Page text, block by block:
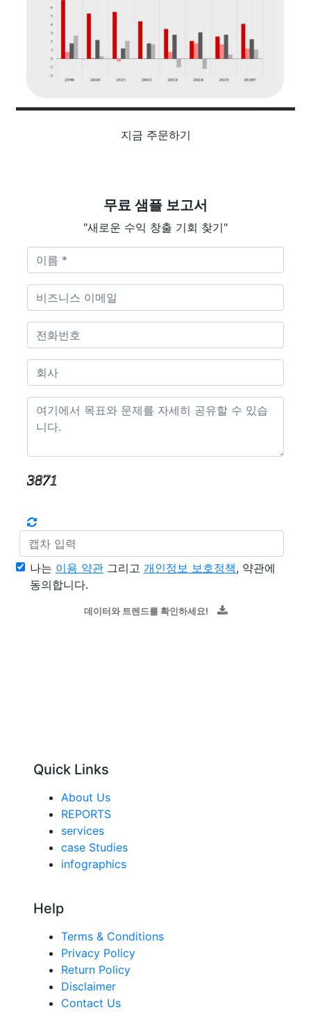
지금 주문하기
무료 샘플 보고서
"새로운 수익 창출 기회 찾기"
나는 이용 약관 그리고 개인정보 보호정책, 약관에
동의합니다.
데이터와 트렌드를 확인하세요!
Quick Links
About Us
REPORTS
services
case Studies
infographics
Help
Terms & Conditions
Privacy Policy
Return Policy
Disclaimer
Contact Us